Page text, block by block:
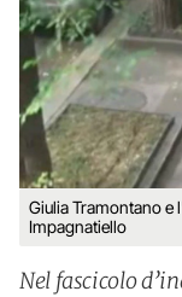
Giulia Tramontano e
Impagnatiello
Nel fascicolo